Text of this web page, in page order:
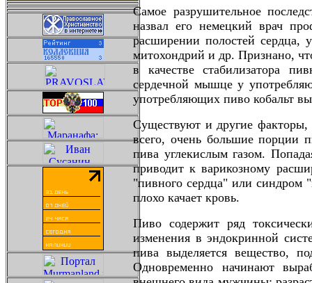
Самое разрушительное
назвал его немецкий врач
расширении полостей сердца,
митохондрий и др. Признано,
в качестве стабилизатора
сердечной мышце у
употребляющих пиво кобальт
Существуют и другие
всего, очень большие порции
пива углекислым газом.
приводит к варикозному
"пивного сердца" или синдром
плохо качает кровь.
Пиво содержит ряд
изменения в эндокринной
пива выделяется вещество,
Одновременно начинают